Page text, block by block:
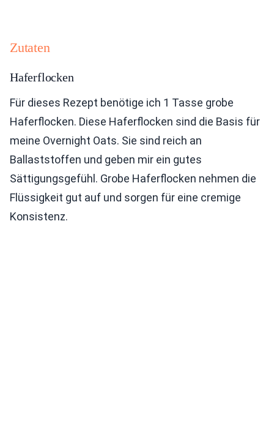
Zutaten
Haferflocken
Für dieses Rezept benötige ich 1 Tasse grobe
Haferflocken. Diese Haferflocken sind die Basis für
meine Overnight Oats. Sie sind reich an
Ballaststoffen und geben mir ein gutes
Sättigungsgefühl. Grobe Haferflocken nehmen die
Flüssigkeit gut auf und sorgen für eine cremige
Konsistenz.